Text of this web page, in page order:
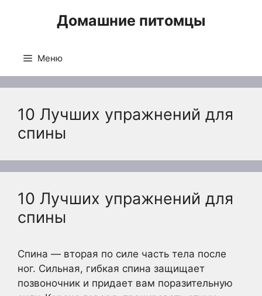
Домашние питомцы
Меню
10 Лучших упражнений для
спины
10 Лучших упражнений для
спины
Спина — вторая по силе часть тела после
ног. Сильная, гибкая спина защищает
позвоночник и придает вам поразительную